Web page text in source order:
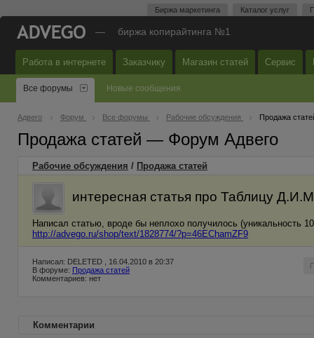
Биржа маркетинга Каталог услуг
— биржа копирайтинга №1
Работа в интернете Заказчику Магазин статей Сервис
Все форумы Новые сообщения
Адвего Форум Все форумы Рабочие обсуждения Продажа
Продажа статей — Форум Адвего
Рабочие обсуждения / Продажа статей
интересная статья про Таблицу
Написал статью, вроде бы неплохо получилось (уникальность
http://advego.ru/shop/text/1828774/?p=46EChamZF9
Написал: DELETED , 16.04.2010 в 20:37
В форуме: Продажа статей
Комментариев: нет
Комментарии